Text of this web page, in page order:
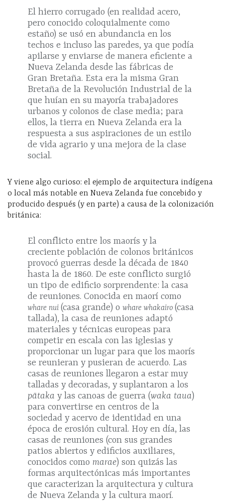
El hierro corrugado (en realidad acero,
pero conocido coloquialmente como
estaño) se usó en abundancia en los
techos e incluso las paredes, ya que podía
apilarse y enviarse de manera eficiente a
Nueva Zelanda desde las fábricas de
Gran Bretaña. Esta era la misma Gran
Bretaña de la Revolución Industrial de la
que huían en su mayoría trabajadores
urbanos y colonos de clase media; para
ellos, la tierra en Nueva Zelanda era la
respuesta a sus aspiraciones de un estilo
de vida agrario y una mejora de la clase
social.
Y viene algo curioso: el ejemplo de arquitectura indígena
o local más notable en Nueva Zelanda fue concebido y
producido después (y en parte) a causa de la colonización
británica:
El conflicto entre los maorís y la
creciente población de colonos británicos
provocó guerras desde la década de 1840
hasta la de 1860. De este conflicto surgió
un tipo de edificio sorprendente: la casa
de reuniones. Conocida en maorí como
whare nui (casa grande) o whare whakairo (casa
tallada), la casa de reuniones adaptó
materiales y técnicas europeas para
competir en escala con las iglesias y
proporcionar un lugar para que los maorís
se reunieran y pusieran de acuerdo. Las
casas de reuniones llegaron a estar muy
talladas y decoradas, y suplantaron a los
pātaka y las canoas de guerra (waka taua)
para convertirse en centros de la
sociedad y acervo de identidad en una
época de erosión cultural. Hoy en día, las
casas de reuniones (con sus grandes
patios abiertos y edificios auxiliares,
conocidos como marae) son quizás las
formas arquitectónicas más importantes
que caracterizan la arquitectura y cultura
de Nueva Zelanda y la cultura maorí.